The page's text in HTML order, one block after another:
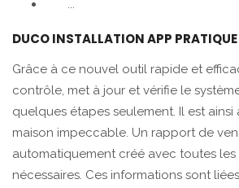
...
DUCO INSTALLATION APP PRATIQUE
Grâce à ce nouvel outil rapide et
contrôle, met à jour et vérifie le
quelques étapes seulement. Il est ainsi
maison impeccable. Un rapport de
automatiquement créé avec toutes
nécessaires. Ces informations sont